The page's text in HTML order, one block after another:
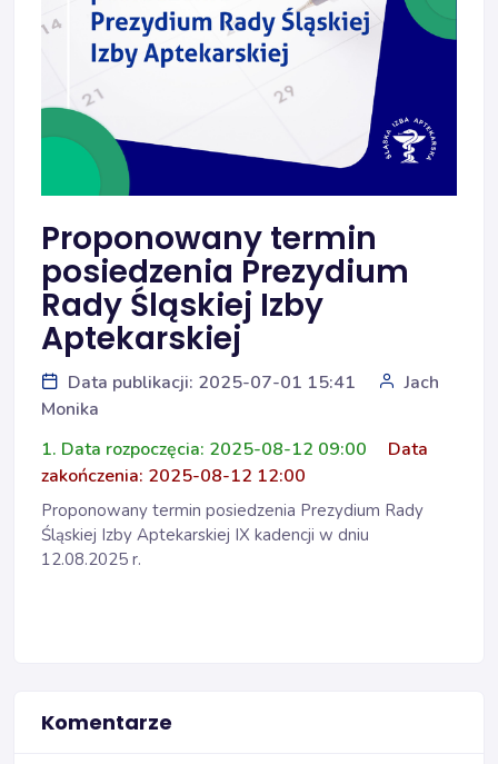
Proponowany termin
posiedzenia Prezydium
Rady Śląskiej Izby
Aptekarskiej
Data publikacji: 2025-07-01 15:41
Jach
Monika
1. Data rozpoczęcia: 2025-08-12 09:00
Data
zakończenia: 2025-08-12 12:00
Proponowany termin posiedzenia Prezydium Rady
Śląskiej Izby Aptekarskiej IX kadencji w dniu
12.08.2025 r.
Komentarze